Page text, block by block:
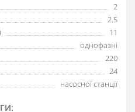
2
2.5
11
однофазні
220
24
насосної станції